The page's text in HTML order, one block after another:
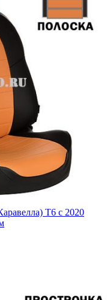
Т6 с 2020